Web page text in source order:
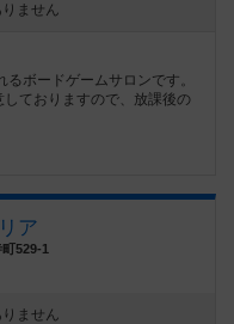
ません
ボードゲームサロンです。
ておりますので、放課後の
ア
529-1
ません